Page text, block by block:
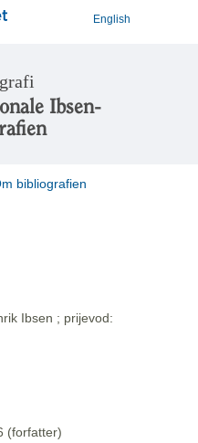
English
Ibsen-
bibliografien
Ibsen ; prijevod:
(forfatter)